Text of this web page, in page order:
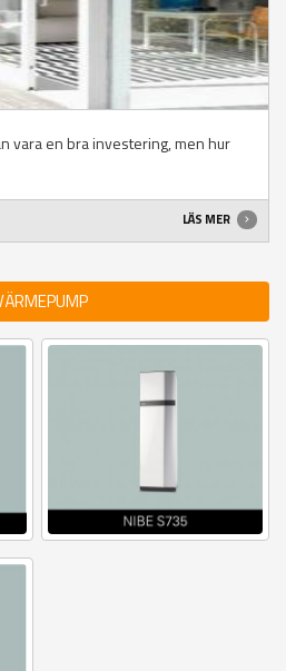
vara en bra investering, men hur
LÄS MER